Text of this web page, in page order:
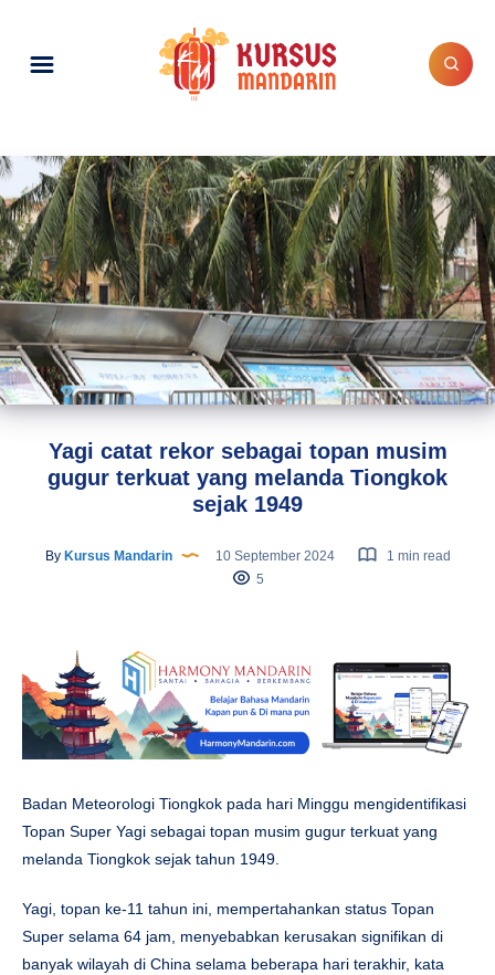
Yagi catat rekor sebagai topan musim
gugur terkuat yang melanda Tiongkok
sejak 1949
ByKursus Mandarin 10 September 2024
1 min read
5
Badan Meteorologi Tiongkok pada hari Minggu mengidentifikasi
Topan Super Yagi sebagai topan musim gugur terkuat yang
melanda Tiongkok sejak tahun 1949.
Yagi, topan ke-11 tahun ini, mempertahankan status Topan
Super selama 64 jam, menyebabkan kerusakan signifikan di
banyak wilayah di China selama beberapa hari terakhir, kata